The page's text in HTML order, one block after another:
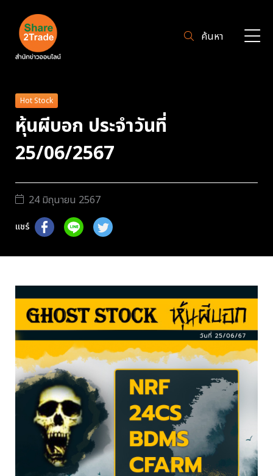
ค้นหา
Hot Stock
หุ้นผีบอก ประจำวันที่
25/06/2567
24 มิถุนายน 2567
แชร์